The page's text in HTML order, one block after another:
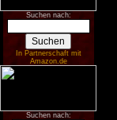
Suchen nach:
In Partnerschaft mit
Amazon.de
Suchen nach: